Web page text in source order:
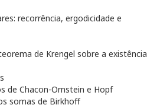
recorrência, ergodicidade e
de Krengel sobre a existência
de Chacon-Ornstein e Hopf
somas de Birkhoff